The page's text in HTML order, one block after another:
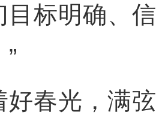
目标明确、信
春光，满弦